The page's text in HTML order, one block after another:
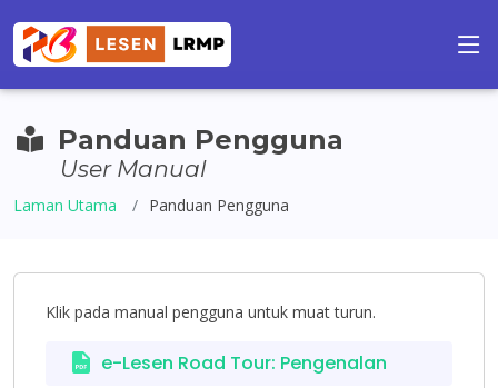
Panduan Pengguna
User Manual
Laman Utama Panduan Pengguna
Klik pada manual pengguna untuk muat turun.
e-Lesen Road Tour: Pengenalan